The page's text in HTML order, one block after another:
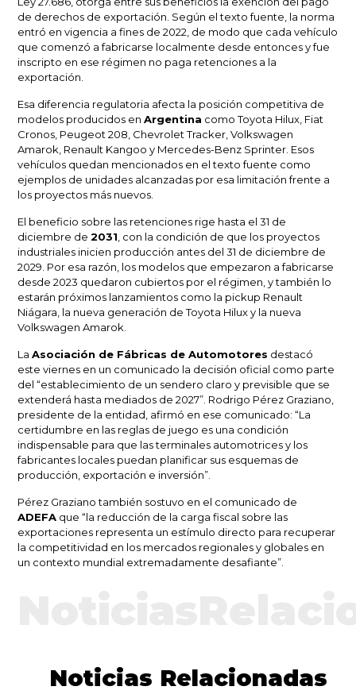
de derechos de exportación. Según el texto fuente, la norma
entró en vigencia a fines de 2022, de modo que cada vehículo
que comenzó a fabricarse localmente desde entonces y fue
inscripto en ese régimen no paga retenciones a la
exportación.
Esa diferencia regulatoria afecta la posición competitiva de
modelos producidos enArgentina como Toyota Hilux, Fiat
Cronos, Peugeot 208, Chevrolet Tracker, Volkswagen
Amarok, Renault Kangoo y Mercedes-Benz Sprinter. Esos
vehículos quedan mencionados en el texto fuente como
ejemplos de unidades alcanzadas por esa limitación frente a
los proyectos más nuevos.
El beneficio sobre las retenciones rige hasta el 31 de
diciembre de2031 , con la condición de que los proyectos
industriales inicien producción antes del 31 de diciembre de
2029. Por esa razón, los modelos que empezaron a fabricarse
desde 2023 quedaron cubiertos por el régimen, y también lo
estarán próximos lanzamientos como la pickup Renault
Niágara, la nueva generación de Toyota Hilux y la nueva
Volkswagen Amarok.
LaAsociación de Fábricas de Automotores destacó
este viernes en un comunicado la decisión oficial como parte
del “establecimiento de un sendero claro y previsible que se
extenderá hasta mediados de 2027”. Rodrigo Pérez Graziano,
presidente de la entidad, afirmó en ese comunicado: “La
certidumbre en las reglas de juego es una condición
indispensable para que las terminales automotrices y los
fabricantes locales puedan planificar sus esquemas de
producción, exportación e inversión”.
Pérez Graziano también sostuvo en el comunicado de
ADEFA que “la reducción de la carga fiscal sobre las
exportaciones representa un estímulo directo para recuperar
la competitividad en los mercados regionales y globales en
un contexto mundial extremadamente desafiante”.
Noticias Relacionadas